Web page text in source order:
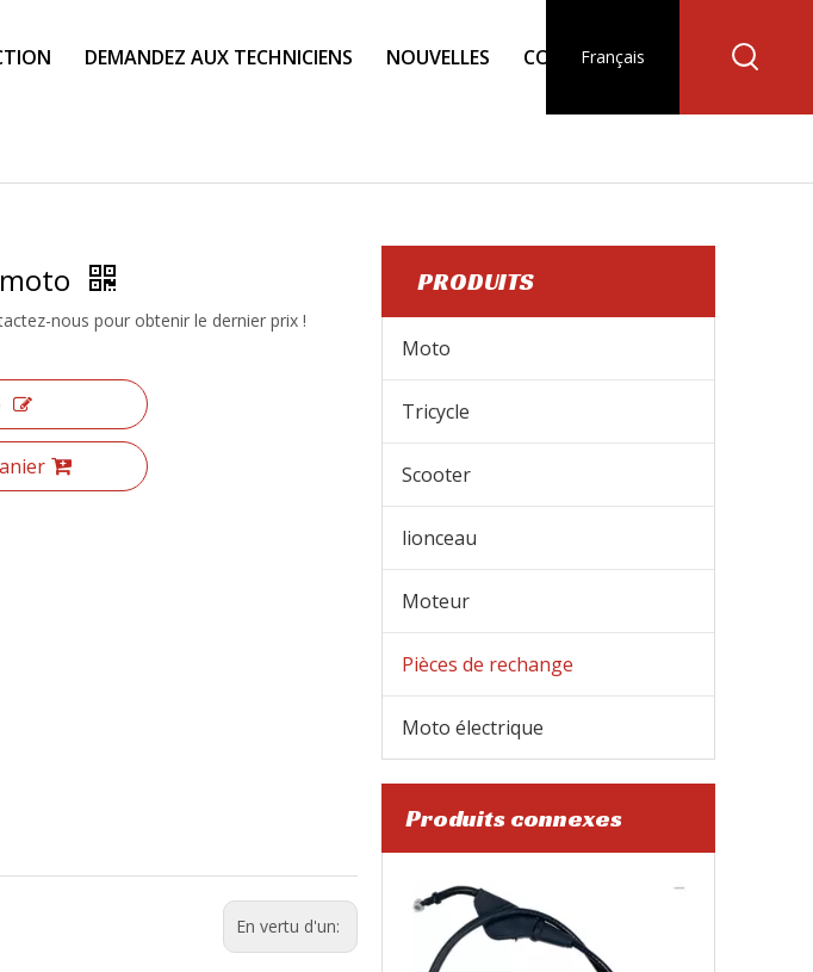
DEMANDEZ AUX TECHNICIENS NOUVELLES CONTACT
Français
nous pour obtenir le dernier prix !
En vertu d'un:
PRODUITS
Moto
Tricycle
Scooter
lionceau
Moteur
Pièces de rechange
Moto électrique
Produits connexes
Ceinture de moto
Câble d'embrayage de moto